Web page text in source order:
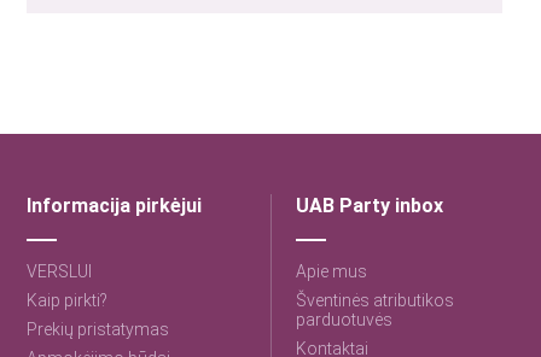
Informacija pirkėjui
VERSLUI
Kaip pirkti?
Prekių pristatymas
UAB Party inbox
Apie mus
Šventinės atributikos
parduotuvės
Kontaktai